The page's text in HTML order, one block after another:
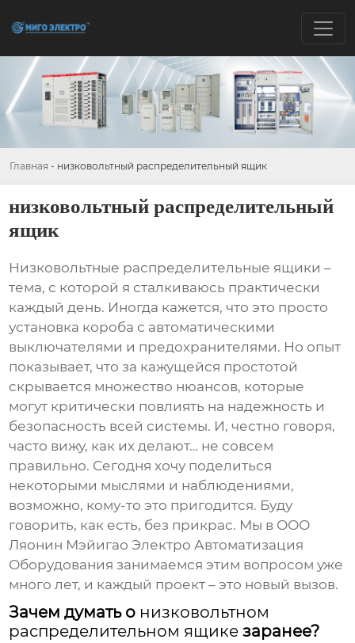
Главная - низковольтный распределительный ящик
низковольтный распределительный
ящик
Низковольтные распределительные ящики –
тема, с которой я сталкиваюсь практически
каждый день. Иногда кажется, что это просто
установка короба с автоматическими
выключателями и предохранителями. Но опыт
показывает, что за кажущейся простотой
скрывается множество нюансов, которые
могут критически повлиять на надежность и
безопасность всей системы. И, честно говоря,
часто вижу, как их делают… не совсем
правильно. Сегодня хочу поделиться
некоторыми мыслями и наблюдениями,
возможно, кому-то это пригодится. Буду
говорить, как есть, без прикрас. Мы в ООО
Ляонин Мэйигао Электро Автоматизация
Оборудования занимаемся этим вопросом уже
много лет, и каждый проект – это новый вызов.
Зачем думать о низковольтном
распределительном ящике заранее?